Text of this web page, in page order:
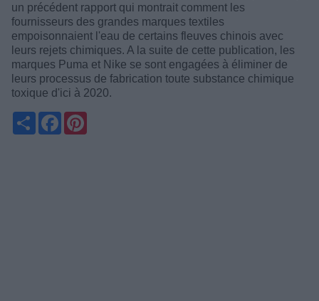
un précédent rapport qui montrait comment les
fournisseurs des grandes marques textiles
empoisonnaient l'eau de certains fleuves chinois avec
leurs rejets chimiques. A la suite de cette publication, les
marques Puma et Nike se sont engagées à éliminer de
leurs processus de fabrication toute substance chimique
toxique d'ici à 2020.
PartagerFacebook